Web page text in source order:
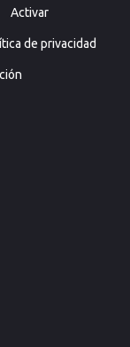
Activar
de privacidad